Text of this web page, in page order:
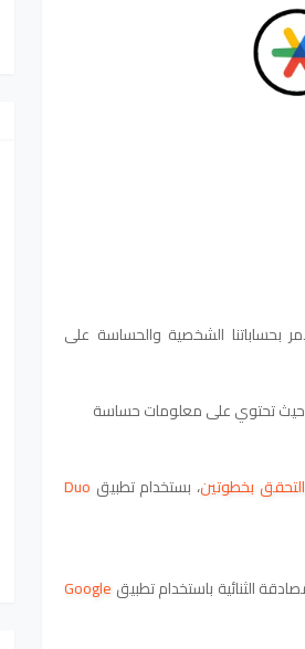
بحساباتنا الشخصية والحساسة على
حيث تحتوي على معلومات حساسة
التحقق بخطوتين، بستخدام تطبيق Duo
الثنائية باستخدام تطبيق Google